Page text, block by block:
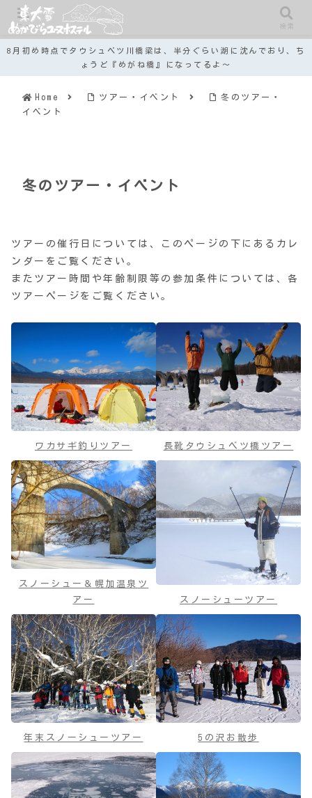
8月初め時点でタウシュベツ川橋梁は、半分ぐらい湖に沈んでおり、ち
ょうど『めがね橋』になってるよ～
Home ツアー・イベント
冬のツアー・
イベント
冬のツアー・イベント
ツアーの催行日については、このページの下にあるカレ
ンダーをご覧ください。
またツアー時間や年齢制限等の参加条件については、各
ツアーページをご覧ください。
ワカサギ釣りツアー 長靴タウシュベツ橋ツアー
スノーシュー＆幌加温泉ツ
アー
スノーシューツアー
年末スノーシューツアー 5の沢お散歩
メニュー 検索